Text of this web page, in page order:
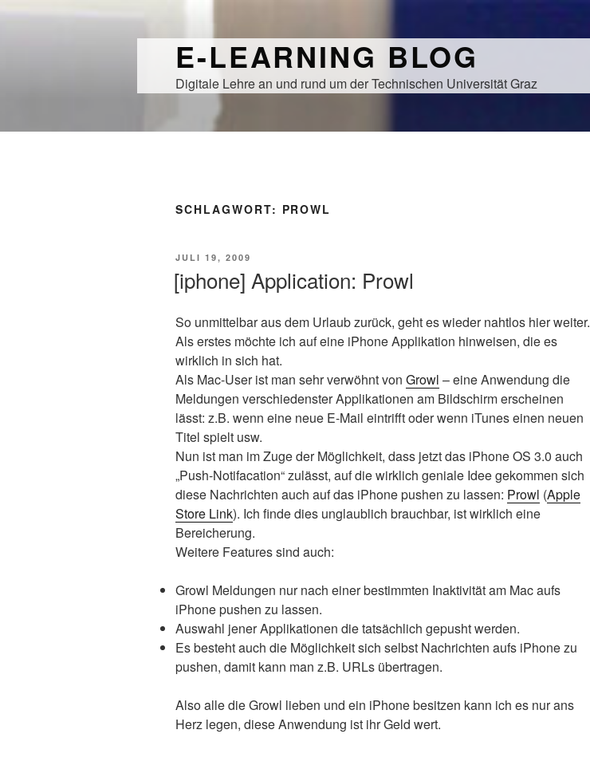
E-LEARNING BLOG
Digitale Lehre an und rund um der Technischen Universität Graz
SCHLAGWORT: PROWL
VERÖFFENTLICHT
JULI 19, 2009
[iphone] Application: Prowl
So unmittelbar aus dem Urlaub zurück, geht es wieder nahtlos hier weiter.
Als erstes möchte ich auf eine iPhone Applikation hinweisen, die es
wirklich in sich hat.
Als Mac-User ist man sehr verwöhnt von Growl – eine Anwendung die
Meldungen verschiedenster Applikationen am Bildschirm erscheinen
lässt: z.B. wenn eine neue E-Mail eintrifft oder wenn iTunes einen neuen
Titel spielt usw.
Nun ist man im Zuge der Möglichkeit, dass jetzt das iPhone OS 3.0 auch
„Push-Notifacation“ zulässt, auf die wirklich geniale Idee gekommen sich
diese Nachrichten auch auf das iPhone pushen zu lassen: Prowl (Apple
Store Link). Ich finde dies unglaublich brauchbar, ist wirklich eine
Bereicherung.
Weitere Features sind auch:
Growl Meldungen nur nach einer bestimmten Inaktivität am Mac aufs
iPhone pushen zu lassen.
Auswahl jener Applikationen die tatsächlich gepusht werden.
Es besteht auch die Möglichkeit sich selbst Nachrichten aufs iPhone zu
pushen, damit kann man z.B. URLs übertragen.
Also alle die Growl lieben und ein iPhone besitzen kann ich es nur ans
Herz legen, diese Anwendung ist ihr Geld wert.